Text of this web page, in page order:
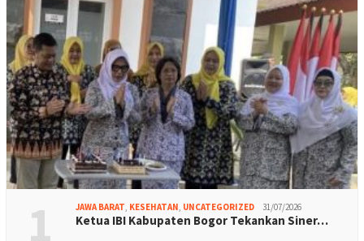
1 JAWA BARAT, KESEHATAN, UNCATEGORIZED 31/07/2026
Ketua IBI Kabupaten Bogor Tekankan Siner…